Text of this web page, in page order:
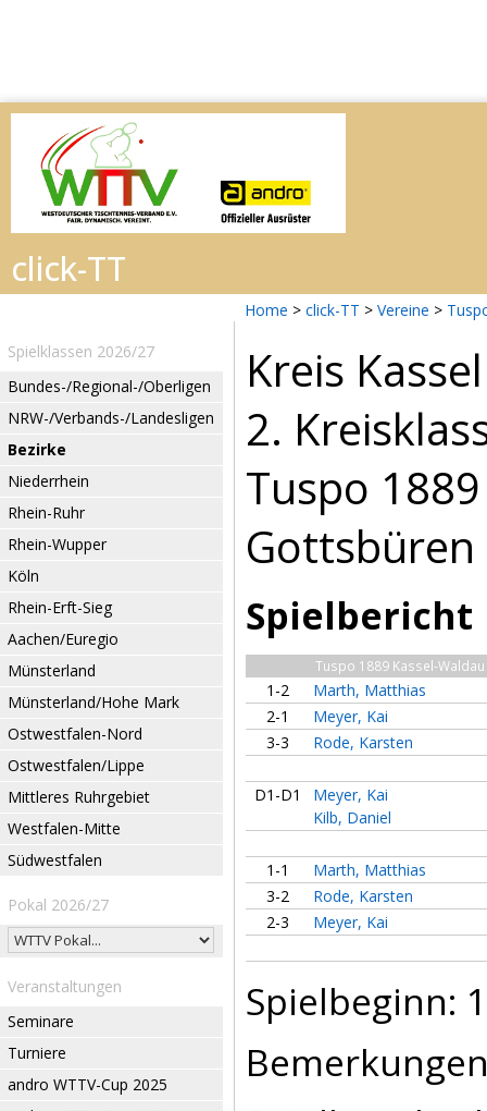
Home > click-TT > Vereine >
Spielklassen 2026/27
Bundes-/Regional-/Oberligen
NRW-/Verbands-/Landesligen
Bezirke
Niederrhein
Rhein-Ruhr
Rhein-Wupper
Köln
Rhein-Erft-Sieg
Aachen/Euregio
Münsterland
Münsterland/Hohe Mark
Ostwestfalen-Nord
Ostwestfalen/Lippe
Mittleres Ruhrgebiet
Westfalen-Mitte
Südwestfalen
Pokal 2026/27
Veranstaltungen
Seminare
Turniere
andro WTTV-Cup 2025
Kreis
2.
Tuspo
Gottsbüren
Spielbericht
Tuspo 1889 Kassel-Waldau
1-2
Marth, Matthias
2-1
Meyer, Kai
3-3
Rode, Karsten
D1-D1
Meyer, Kai
Kilb, Daniel
1-1
Marth, Matthias
3-2
Rode, Karsten
2-3
Meyer, Kai
Spielbeginn: